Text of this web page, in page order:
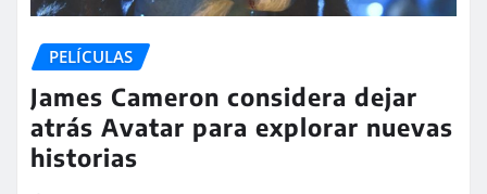
PELÍCULAS
James Cameron considera dejar
atrás Avatar para explorar nuevas
historias